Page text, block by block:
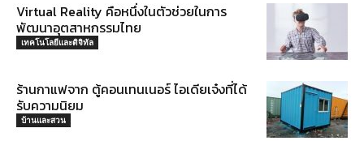
Virtual Reality คือหนึ่งในตัวช่วยในการ
พัฒนาอุตสาหกรรมไทย
เทคโนโลยีและดิจิทัล
ร้านกาแฟจาก ตู้คอนเทนเนอร์ ไอเดียเจ๋งที่ได้
รับความนิยม
บ้านและสวน